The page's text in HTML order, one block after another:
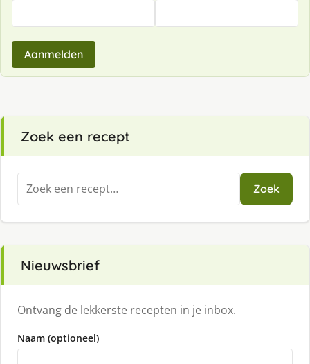
Aanmelden
Zoek een recept
Zoeken
naar:
Zoek
Nieuwsbrief
Ontvang de lekkerste recepten in je inbox.
Naam (optioneel)